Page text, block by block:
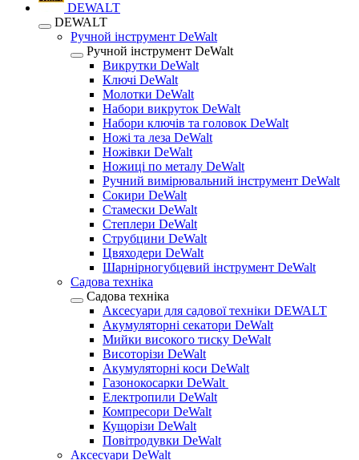
DEWALT
DEWALT
Ручной інструмент DeWalt
Ручной інструмент DeWalt
Викрутки DeWalt
Ключі DeWalt
Молотки DeWalt
Набори викруток DeWalt
Набори ключів та головок DeWalt
Ножі та леза DeWalt
Ножівки DeWalt
Ножиці по металу DeWalt
Ручний вимірювальний інструмент DeWalt
Сокири DeWalt
Стамески DeWalt
Степлери DeWalt
Струбцини DeWalt
Цвяходери DeWalt
Шарнірногубцевий інструмент DeWalt
Садова техніка
Садова техніка
Аксесуари для садової техніки DEWALT
Акумуляторні секатори DeWalt
Мийки високого тиску DeWalt
Висоторізи DeWalt
Акумуляторні коси DeWalt
Газонокосарки DeWalt
Електропили DeWalt
Компресори DeWalt
Кущорізи DeWalt
Повітродувки DeWalt
Аксесуари DeWalt